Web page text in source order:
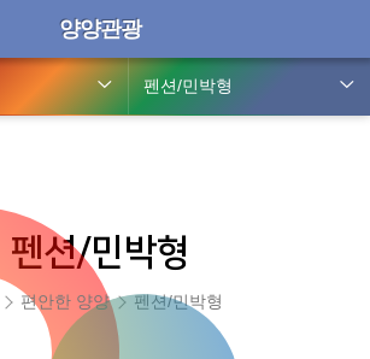
양양관광
펜션/민박형
펜션/민박형
편안한 양양 펜션/민박형